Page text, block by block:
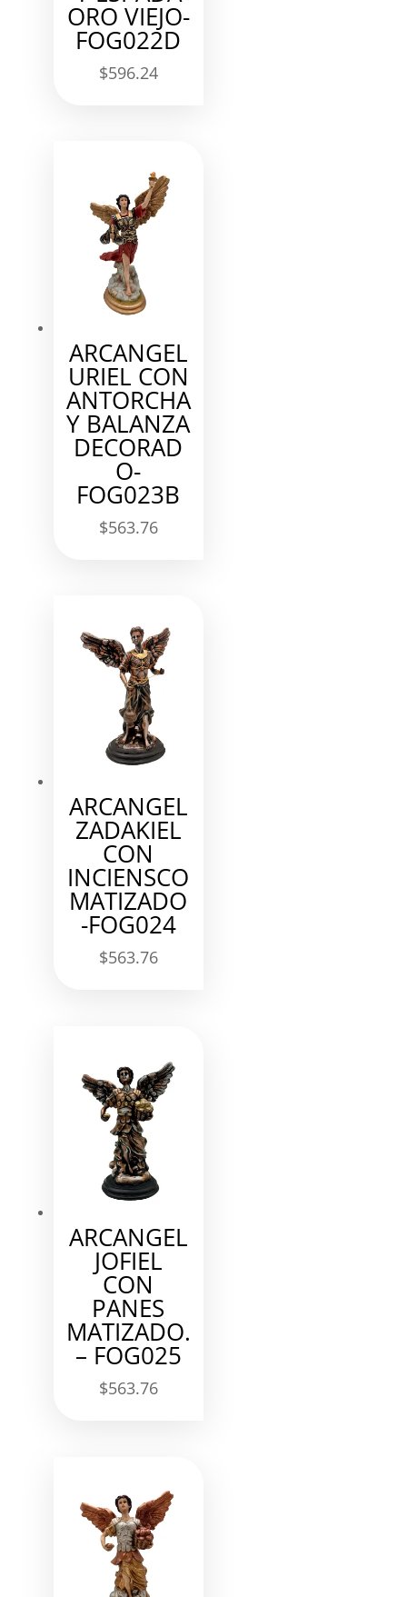
ORO VIEJO-
FOG022D
$596.24
ARCANGEL
URIEL CON
ANTORCHA
Y BALANZA
DECORAD
O-
FOG023B
$563.76
ARCANGEL
ZADAKIEL
CON
INCIENSCO
MATIZADO
-FOG024
$563.76
ARCANGEL
JOFIEL
CON
PANES
MATIZADO.
– FOG025
$563.76